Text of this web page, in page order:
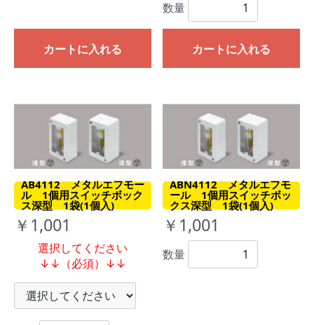
カートに入れる
数量
カートに入れる
AB4112 メタルエフモー
ル 1個用スイッチボック
ス深型 1袋(1個入)
￥1,001
選択してください
↓↓（必須）↓↓
ABN4112 メタルエフモ
ール 1個用スイッチボッ
クス深型 1袋(1個入)
￥1,001
数量